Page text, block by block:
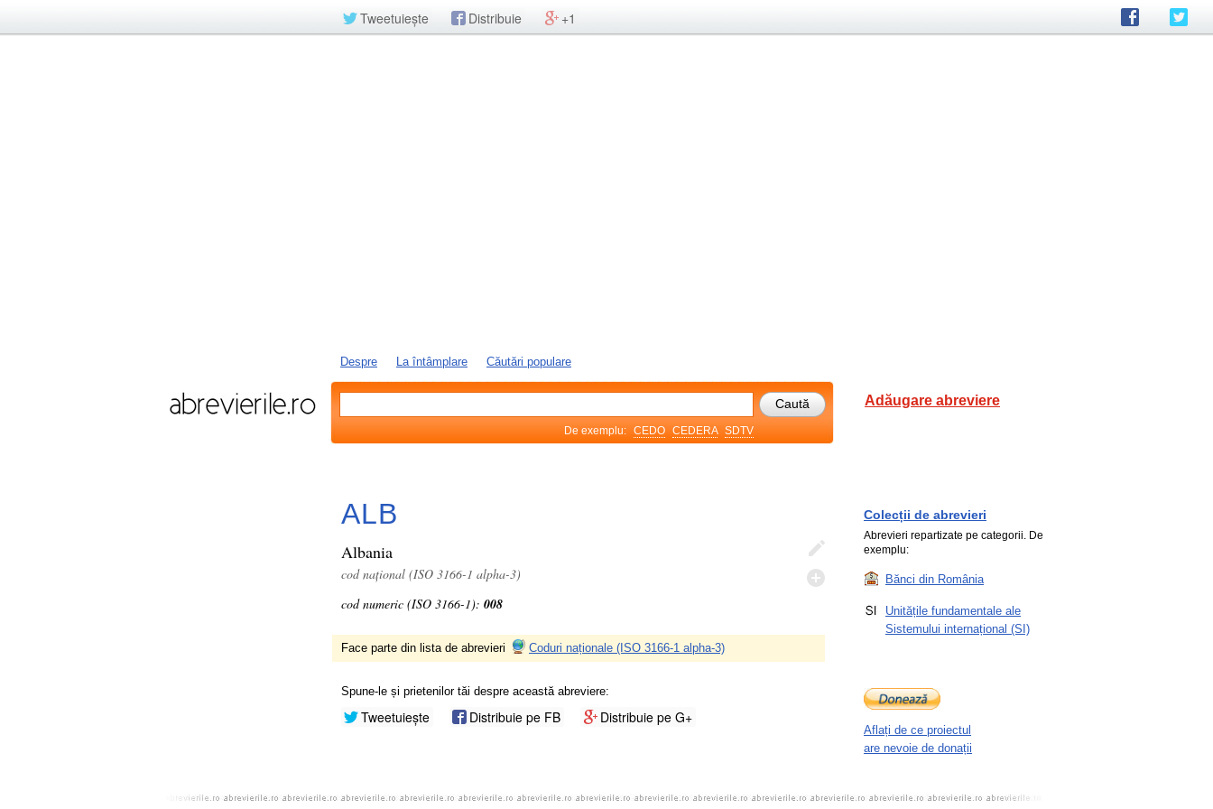
Tweetuiește Distribuie +1
Despre La întâmplare Căutări populare
De exemplu: CEDO CEDERA SDTV
Adăugare abreviere
ALB
Albania
cod național (ISO 3166-1 alpha-3)
cod numeric (ISO 3166-1): 008
Face parte din lista de abrevieri Coduri naționale (ISO 3166-1 alpha-3)
Spune-le și prietenilor tăi despre această abreviere:
Tweetuiește Distribuie pe FB Distribuie pe G+
Colecții de abrevieri
Abrevieri repartizate pe categorii. De
exemplu:
Bănci din România
Unitățile fundamentale ale
Sistemului internațional (SI)
Aflați de ce proiectul
are nevoie de donații